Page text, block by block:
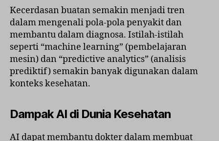
Kecerdasan buatan semakin menjadi tren
dalam mengenali pola-pola penyakit dan
membantu dalam diagnosa. Istilah-istilah
seperti “machine learning” (pembelajaran
mesin) dan “predictive analytics” (analisis
prediktif) semakin banyak digunakan dalam
konteks kesehatan.
Dampak AI di Dunia Kesehatan
AI dapat membantu dokter dalam membuat